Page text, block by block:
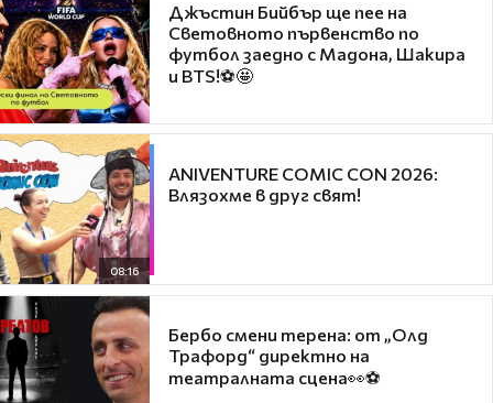
Джъстин Бийбър ще пее на
Световното първенство по
футбол заедно с Мадона, Шакира
и BTS!⚽🤩
08:16
ANIVENTURE COMIC CON 2026:
Влязохме в друг свят!
Бербо смени терена: от „Олд
Трафорд“ директно на
театралната сцена👀⚽